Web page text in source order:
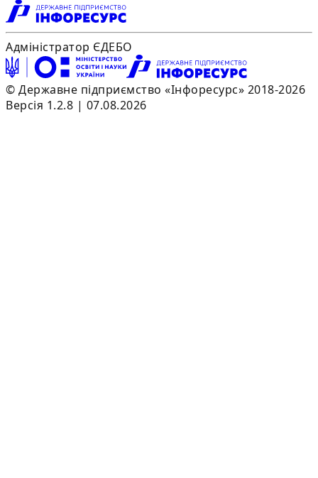
Адміністратор ЄДЕБО
© Державне підприємство «Інфоресурс» 2018-2026
Версія 1.2.8 | 07.08.2026